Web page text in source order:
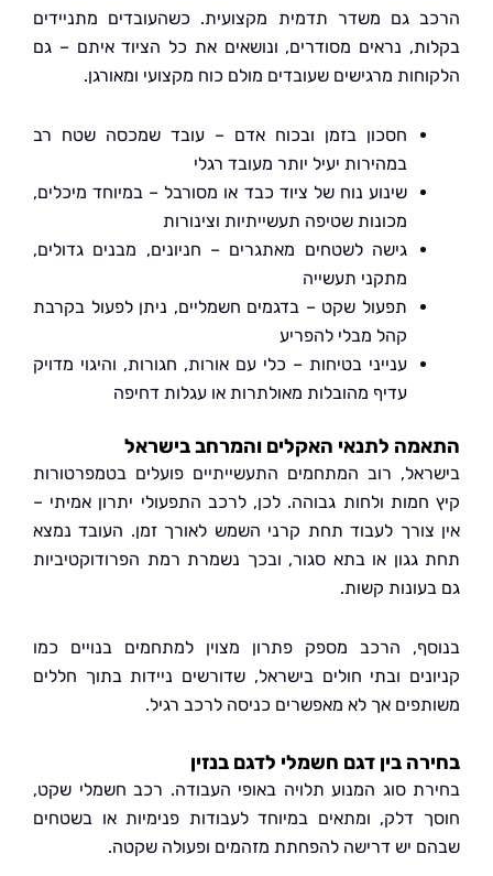
גם משדר תדמית מקצועית. כשהעובדים מתניידים
נראים מסודרים, ונושאים את כל הציוד איתם – גם
מרגישים שעובדים מולם כוח מקצועי ומאורגן.
חסכון בזמן ובכוח אדם – עובד שמכסה שטח רב
במהירות יעיל יותר מעובד רגלי
שינוע נוח של ציוד כבד או מסורבל – במיוחד מיכלים,
מכונות שטיפה תעשייתיות וצינורות
גישה לשטחים מאתגרים – חניונים, מבנים גדולים,
מתקני תעשייה
תפעול שקט – בדגמים חשמליים, ניתן לפעול בקרבת
קהל מבלי להפריע
ענייני בטיחות – כלי עם אורות, חגורות, והיגוי מדויק
עדיף מהובלות מאולתרות או עגלות דחיפה
לתנאי האקלים והמרחב בישראל
רוב המתחמים התעשייתיים פועלים בטמפרטורות
ולחות גבוהה. לכן, לרכב התפעולי יתרון אמיתי –
לעבוד תחת קרני השמש לאורך זמן. העובד נמצא
או בתא סגור, ובכך נשמרת רמת הפרודוקטיביות
קשות.
הרכב מספק פתרון מצוין למתחמים בנויים כמו
ובתי חולים בישראל, שדורשים ניידות בתוך חללים
אך לא מאפשרים כניסה לרכב רגיל.
בין דגם חשמלי לדגם בנזין
סוג המנוע תלויה באופי העבודה. רכב חשמלי שקט,
דלק, ומתאים במיוחד לעבודות פנימיות או בשטחים
יש דרישה להפחתת מזהמים ופעולה שקטה.